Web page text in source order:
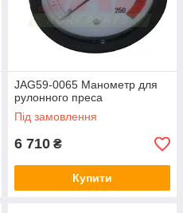
JAG59-0065 Манометр для
рулонного преса
Під замовлення
6 710 ₴
Купити